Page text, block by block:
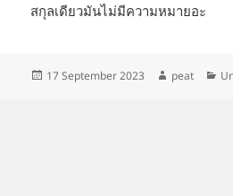
สกุลเดียวมันไม่มีความหมายอะ
Posted
17 September 2023 Author
peat